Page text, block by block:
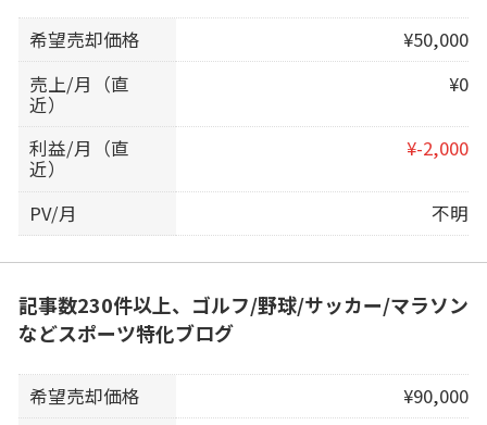
希望売却価格
¥50,000
売上/月（直
近）
¥0
利益/月（直
近）
¥-2,000
PV/月 不明
記事数230件以上、ゴルフ/野球/サッカー/マラソン
などスポーツ特化ブログ
希望売却価格
¥90,000